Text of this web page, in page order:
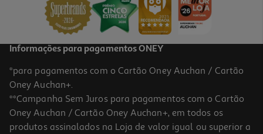
39,99 €
Informações para pagamentos ONEY
*para pagamentos com o Cartão Oney Auchan / Cartão
Oney Auchan+.
**Campanha Sem Juros para pagamentos com o Cartão
Oney Auchan / Cartão Oney Auchan+, em todos os
produtos assinalados na Loja de valor igual ou superior a